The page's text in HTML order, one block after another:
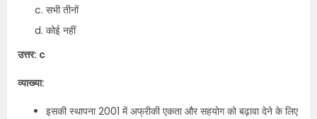
सभी तीनों
कोई नहीं
उत्तर: c
व्याख्या:
इसकी स्थापना 2001 में अफ्रीकी एकता और सहयोग को बढ़ावा देने के लिए